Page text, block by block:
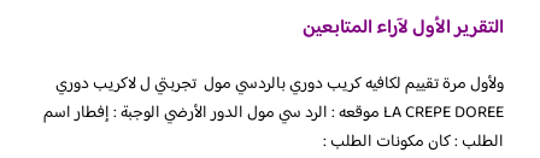
التقرير الأول لآراء المتابعين
ولأول مرة تقييم لكافيه كريب دوري بالردسي مول تجربتي ل لاكريب دوري
LA CREPE DOREE موقعه : الرد سي مول الدور الأرضي الوجبة : إفطار اسم
الطلب : كان مكونات الطلب :